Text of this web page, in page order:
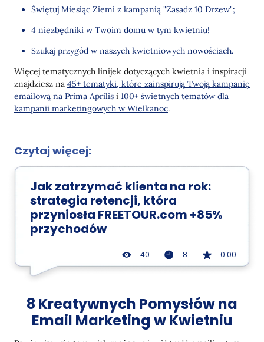
Świętuj Miesiąc Ziemi z kampanią "Zasadz 10 Drzew";
4 niezbędniki w Twoim domu w tym kwietniu!
Szukaj przygód w naszych kwietniowych nowościach.
Więcej tematycznych linijek dotyczących kwietnia i inspiracji
znajdziesz na 45+ tematyki, które zainspirują Twoją kampanię
emailową na Prima Aprilis i 100+ świetnych tematów dla
kampanii marketingowych w Wielkanoc.
Czytaj więcej:
Jak zatrzymać klienta na rok:
strategia retencji, która
przyniosła FREETOUR.com +85%
przychodów
40 8 0.00
8 Kreatywnych Pomysłów na
Email Marketing w Kwietniu